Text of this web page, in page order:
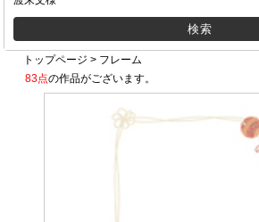
トップページ > フレーム
83点の作品がございます。